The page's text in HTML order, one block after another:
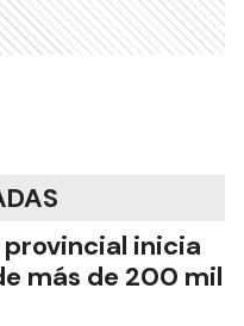
provincial inicia
más de 200 mil